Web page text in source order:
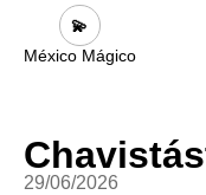
💫
México Mágico
29/06/2026